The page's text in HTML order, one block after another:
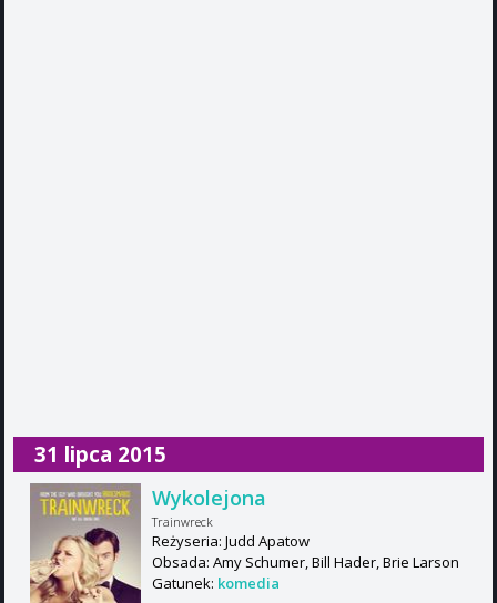
31 lipca 2015
Wykolejona
Trainwreck
Reżyseria: Judd Apatow
Obsada: Amy Schumer, Bill Hader, Brie Larson
Gatunek: komedia